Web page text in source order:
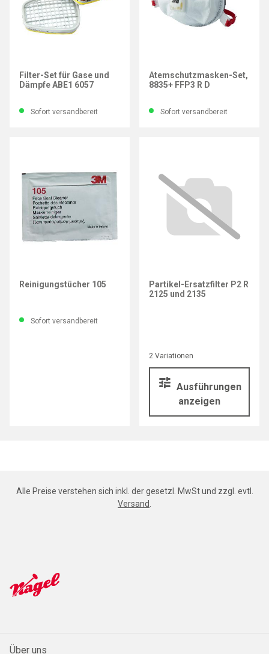
Filter-Set für Gase und
Dämpfe ABE1 6057
Sofort versandbereit
Atemschutzmasken-Set,
8835+ FFP3 R D
Sofort versandbereit
Reinigungstücher 105
Sofort versandbereit
2 Variationen
Ausführungen
anzeigen
Partikel-Ersatzfilter P2 R
2125 und 2135
Alle Preise verstehen sich inkl. der gesetzl. MwSt und zzgl. evtl.
Versand
Über uns